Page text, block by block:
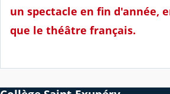
un spectacle en fin d'année,
que le théâtre français.